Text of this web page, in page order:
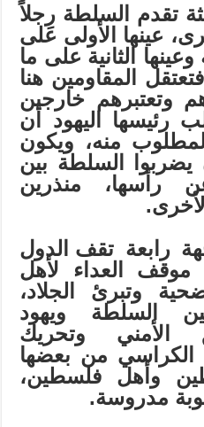
السلطة رِجلاً
عينها الأولى على
الثانية على ما
المقاومين هنا
وتعتبرهم خارجين
رئيسها اليهود أن
المطلوب منه، ويكون
يضربوا السلطة بين
رأسها، منذرين
رابعة تقف الدول
موقف العداء
لأهل
وتبرئ الجلاد،
السلطة ويهود
الأمني وتحريك
الكراسي من بعضها
وأهل
فلسطين،
مدروسة.